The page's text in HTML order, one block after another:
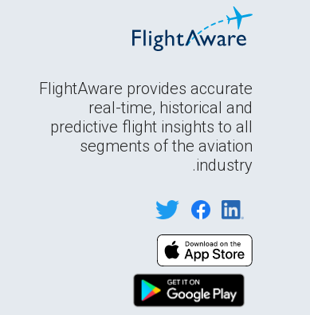
FlightAware provides accurate
real-time, historical and
predictive flight insights to all
segments of the aviation
industry.